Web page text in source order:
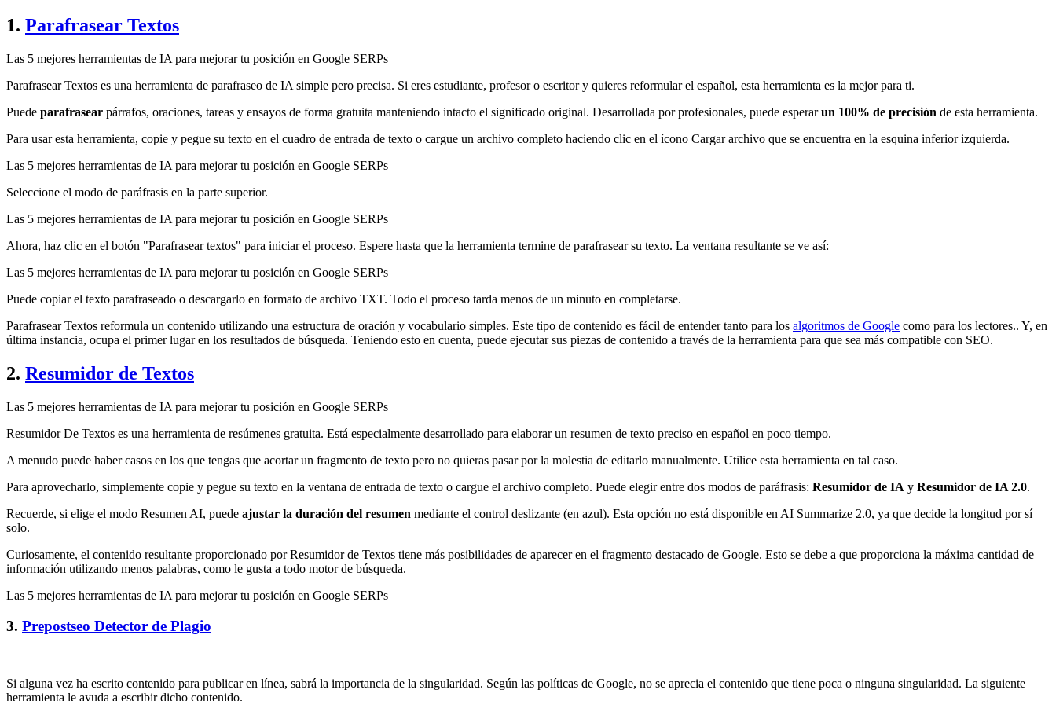
1. Parafrasear Textos
Las 5 mejores herramientas de IA para mejorar tu posición en Google SERPs
Parafrasear Textos es una herramienta de parafraseo de IA simple pero precisa. Si eres estudiante, profesor o escritor y quieres reformular el español, esta herramienta es la mejor para ti.
Puede parafrasear párrafos, oraciones, tareas y ensayos de forma gratuita manteniendo intacto el significado original. Desarrollada por profesionales, puede esperarun 100% de precisión de esta herramienta.
Para usar esta herramienta, copie y pegue su texto en el cuadro de entrada de texto o cargue un archivo completo haciendo clic en el ícono Cargar archivo que se encuentra en la esquina inferior izquierda.
Las 5 mejores herramientas de IA para mejorar tu posición en Google SERPs
Seleccione el modo de paráfrasis en la parte superior.
Las 5 mejores herramientas de IA para mejorar tu posición en Google SERPs
Ahora, haz clic en el botón "Parafrasear textos" para iniciar el proceso. Espere hasta que la herramienta termine de parafrasear su texto. La ventana resultante se ve así:
Las 5 mejores herramientas de IA para mejorar tu posición en Google SERPs
Puede copiar el texto parafraseado o descargarlo en formato de archivo TXT. Todo el proceso tarda menos de un minuto en completarse.
Parafrasear Textos reformula un contenido utilizando una estructura de oración y vocabulario simples. Este tipo de contenido es fácil de entender tanto para los algoritmos de Google como para los lectores.. Y, en
última instancia, ocupa el primer lugar en los resultados de búsqueda. Teniendo esto en cuenta, puede ejecutar sus piezas de contenido a través de la herramienta para que sea más compatible con SEO.
2. Resumidor de Textos
Las 5 mejores herramientas de IA para mejorar tu posición en Google SERPs
Resumidor De Textos es una herramienta de resúmenes gratuita. Está especialmente desarrollado para elaborar un resumen de texto preciso en español en poco tiempo.
A menudo puede haber casos en los que tengas que acortar un fragmento de texto pero no quieras pasar por la molestia de editarlo manualmente. Utilice esta herramienta en tal caso.
Para aprovecharlo, simplemente copie y pegue su texto en la ventana de entrada de texto o cargue el archivo completo. Puede elegir entre dos modos de paráfrasis: Resumidor de IA y Resumidor de IA 2.0.
Recuerde, si elige el modo Resumen AI, puede ajustar la duración del resumen mediante el control deslizante (en azul). Esta opción no está disponible en AI Summarize 2.0, ya que decide la longitud por sí
solo.
Curiosamente, el contenido resultante proporcionado por Resumidor de Textos tiene más posibilidades de aparecer en el fragmento destacado de Google. Esto se debe a que proporciona la máxima cantidad de
información utilizando menos palabras, como le gusta a todo motor de búsqueda.
Las 5 mejores herramientas de IA para mejorar tu posición en Google SERPs
3. Prepostseo Detector de Plagio
Si alguna vez ha escrito contenido para publicar en línea, sabrá la importancia de la singularidad. Según las políticas de Google, no se aprecia el contenido que tiene poca o ninguna singularidad. La siguiente
herramienta le ayuda a escribir dicho contenido.